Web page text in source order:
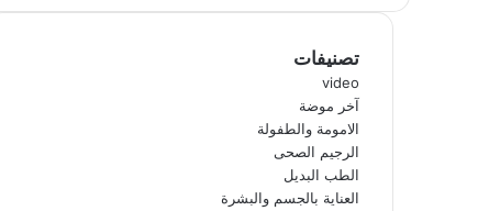
تصنيفات
video
آخر موضة
الامومة والطفولة
الرجيم الصحى
الطب البديل
العناية بالجسم والبشرة